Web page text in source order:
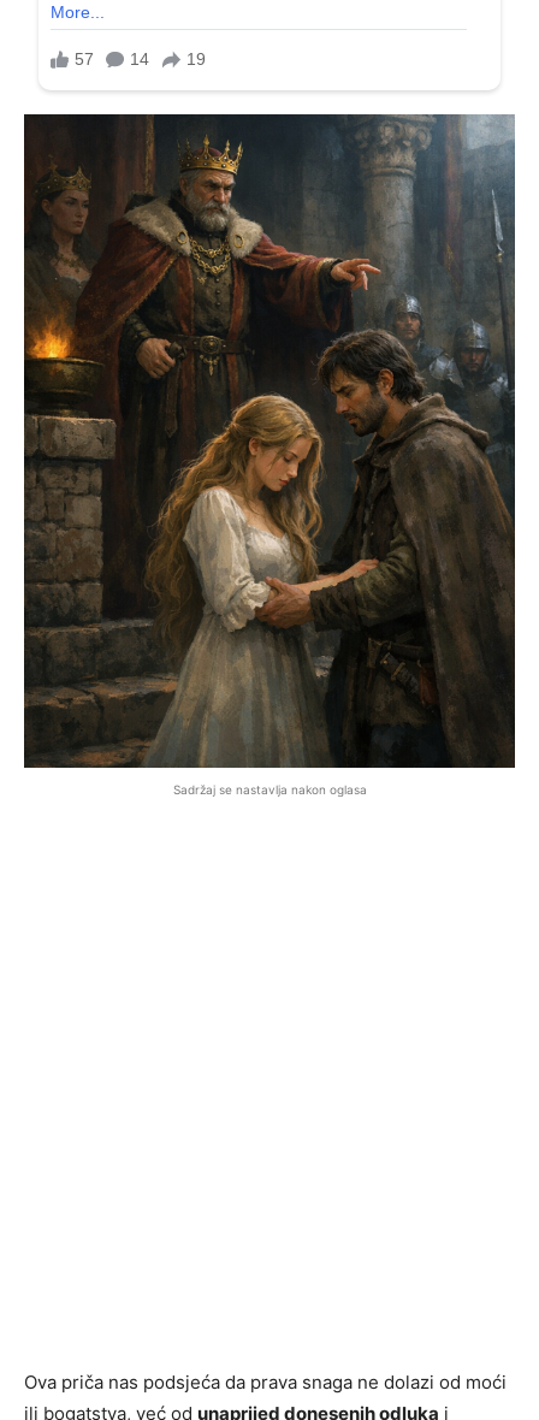
Sadržaj se nastavlja nakon oglasa
Ova priča nas podsjeća da prava snaga ne dolazi od moći
ili bogatstva, već od unaprijed donesenih odluka i